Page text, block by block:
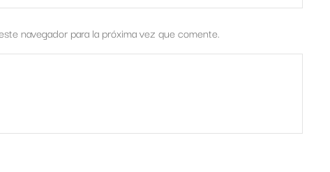
navegador para la próxima vez que comente.